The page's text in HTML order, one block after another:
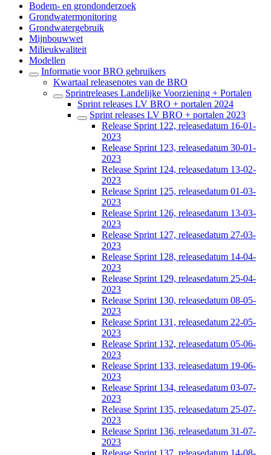
Bodem- en grondonderzoek
Grondwatermonitoring
Grondwatergebruik
Mijnbouwwet
Milieukwaliteit
Modellen
Informatie voor BRO gebruikers
Kwartaal releasenotes van de BRO
Sprintreleases Landelijke Voorziening + Portalen
Sprint releases LV BRO + portalen 2024
Sprint releases LV BRO + portalen 2023
Release Sprint 122, releasedatum 16-01-
2023
Release Sprint 123, releasedatum 30-01-
2023
Release Sprint 124, releasedatum 13-02-
2023
Release Sprint 125, releasedatum 01-03-
2023
Release Sprint 126, releasedatum 13-03-
2023
Release Sprint 127, releasedatum 27-03-
2023
Release Sprint 128, releasedatum 14-04-
2023
Release Sprint 129, releasedatum 25-04-
2023
Release Sprint 130, releasedatum 08-05-
2023
Release Sprint 131, releasedatum 22-05-
2023
Release Sprint 132, releasedatum 05-06-
2023
Release Sprint 133, releasedatum 19-06-
2023
Release Sprint 134, releasedatum 03-07-
2023
Release Sprint 135, releasedatum 25-07-
2023
Release Sprint 136, releasedatum 31-07-
2023
Release Sprint 137, releasedatum 14-08-